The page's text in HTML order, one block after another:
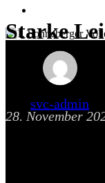
Starke
svc-admin
28. November